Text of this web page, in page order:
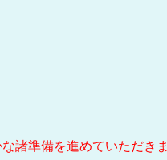
諸準備を進めていただきま